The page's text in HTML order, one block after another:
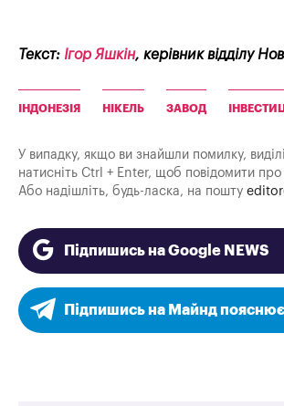
Текст: Ігор Яшкін, керівник відділу
ІНДОНЕЗІЯ НІКЕЛЬ ЗАВОД
У випадку, якщо ви знайшли помилку,
натисніть Ctrl + Enter, щоб повідомити
Або надішліть, будь-ласка, на пошту
Підпишись на Google NEWS
Підпишись на Майнд пояснює